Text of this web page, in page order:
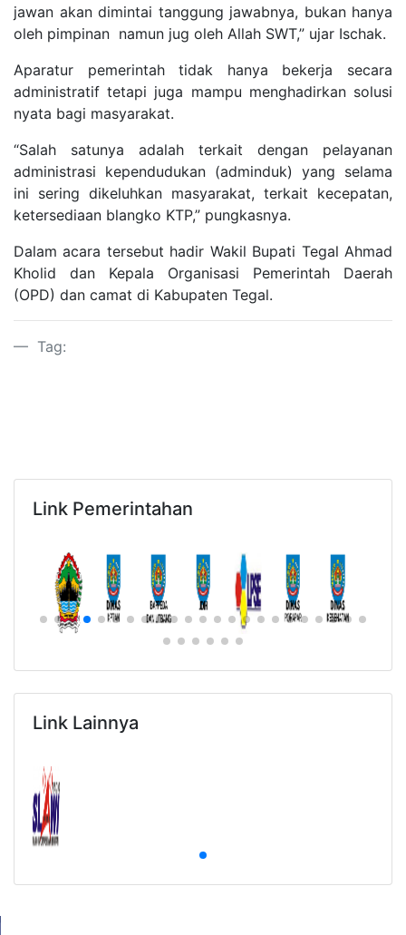
jawan akan dimintai tanggung jawabnya, bukan hanya
oleh pimpinan namun jug oleh Allah SWT,” ujar Ischak.
Aparatur pemerintah tidak hanya bekerja secara
administratif tetapi juga mampu menghadirkan solusi
nyata bagi masyarakat.
“Salah satunya adalah terkait dengan pelayanan
administrasi kependudukan (adminduk) yang selama
ini sering dikeluhkan masyarakat, terkait kecepatan,
ketersediaan blangko KTP,” pungkasnya.
Dalam acara tersebut hadir Wakil Bupati Tegal Ahmad
Kholid dan Kepala Organisasi Pemerintah Daerah
(OPD) dan camat di Kabupaten Tegal.
Tag:
Link Pemerintahan
Link Lainnya